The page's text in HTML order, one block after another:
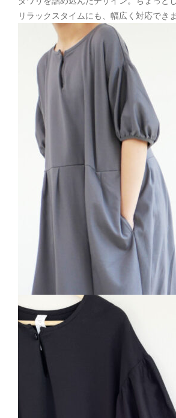
リラックスタイムにも、幅広く対応できま